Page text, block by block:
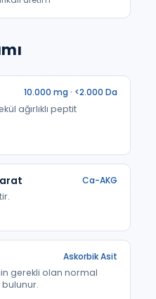
10.000 mg · <2.000 Da
ağırlıklı peptit
Ca-AKG
Askorbik Asit
gerekli olan normal